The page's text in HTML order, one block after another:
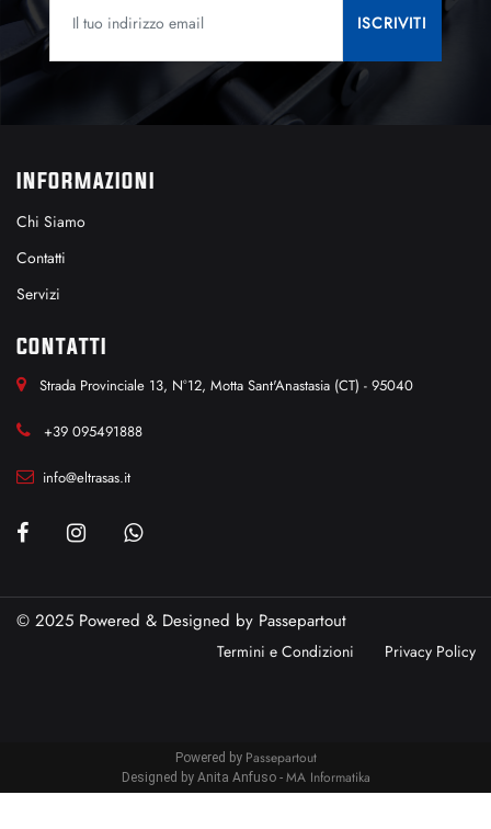
INFORMAZIONI
Chi Siamo
Contatti
Servizi
CONTATTI
Strada Provinciale 13, N°12, Motta Sant'Anastasia (CT) - 95040
+39 095491888
info@eltrasas.it
© 2025 Powered & Designed by Passepartout
Termini e Condizioni Privacy Policy
Powered by Passepartout
Designed by Anita Anfuso - MA Informatika